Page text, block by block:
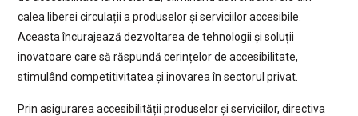
calea liberei circulații a produselor și serviciilor accesibile.
Aceasta încurajează dezvoltarea de tehnologii și soluții
inovatoare care să răspundă cerințelor de accesibilitate,
stimulând competitivitatea și inovarea în sectorul privat.
Prin asigurarea accesibilității produselor și serviciilor, directiva